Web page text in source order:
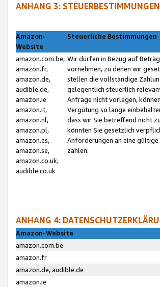
ANHANG 3:
Amazon-
Website
Steuerliche Bestimmungen
amazon.com.be,
amazon.fr,
amazon.de,
audible.de,
amazon.ie
amazon.it,
amazon.nl,
amazon.pl,
amazon.es,
amazon.se,
amazon.co.uk,
audible.co.uk
Wir dürfen in Bezug auf
vornehmen, zu denen wir
stellen die vollständige
gelegentlich steuerlich
Anfrage nicht vorlegen,
Vergütung so lange
dass wir Sie betreffend nicht
könnten Sie gesetzlich
Anforderungen an eine
zahlen.
ANHANG 4:
Amazon-Website
amazon.com.be
amazon.fr
amazon.de, audible.de
amazon.ie